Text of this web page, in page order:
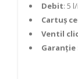
Debit: 5
Cartuș
Ventil
Garanție